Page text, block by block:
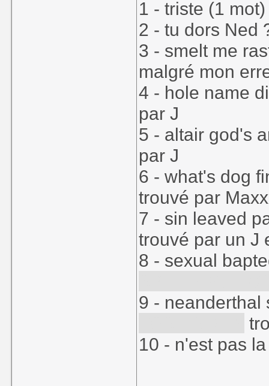
1 - triste (1
2 - tu dors Ned
3 - smelt me
malgré mon
4 - hole name
par J
5 - altair god's
par J
6 - what's dog
trouvé par
7 - sin leaved
trouvé par un J
8 - sexual
9 -
10 - n'est pas